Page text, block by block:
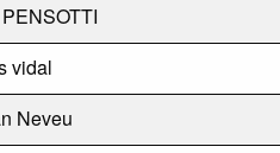
vidal
Neveu